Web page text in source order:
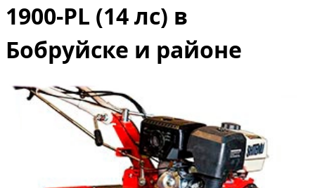
1900-PL (14 лс) в
Бобруйске и районе